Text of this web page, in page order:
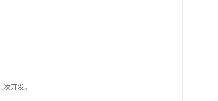
开发。